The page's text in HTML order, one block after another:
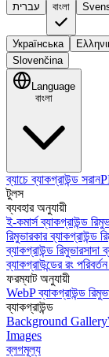
עברית
বাংলা
Українська
Slovenčina
Language
বাংলা
ব্যাচে ব্যাকগ্রাউন্ড সরান
টুলস
ব্যবহার অনুযায়ী
ই-কমার্স ব্যাকগ্রাউন্ড
রিমুভারকার ব্যাকগ্রাউন্ড
ব্যাকগ্রাউন্ড রিমুভারসাদা
ব্যাকগ্রাউন্ডের রং
ফরম্যাট অনুযায়ী
WebP ব্যাকগ্রাউন্ড
ব্যাকগ্রাউন্ড
Background Gallery
Images
ব্লগমূল্য